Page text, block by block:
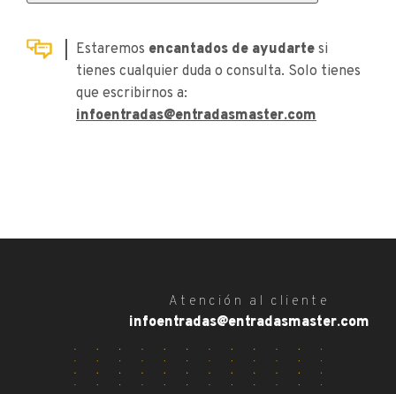
Estaremos encantados de ayudarte si
tienes cualquier duda o consulta. Solo tienes
que escribirnos a:
infoentradas@entradasmaster.com
Atención al cliente
infoentradas@entradasmaster.com